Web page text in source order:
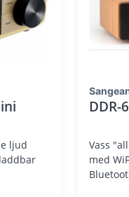
ljud
DDR-
Vass
med